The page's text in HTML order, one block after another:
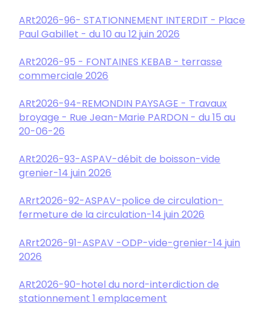
ARt2026-96- STATIONNEMENT INTERDIT - Place
Paul Gabillet - du 10 au 12 juin 2026
ARt2026-95 - FONTAINES KEBAB - terrasse
commerciale 2026
ARt2026-94-REMONDIN PAYSAGE - Travaux
broyage - Rue Jean-Marie PARDON - du 15 au
20-06-26
ARt2026-93-ASPAV-débit de boisson-vide
grenier-14 juin 2026
ARrt2026-92-ASPAV-police de circulation-
fermeture de la circulation-14 juin 2026
ARrt2026-91-ASPAV -ODP-vide-grenier-14 juin
2026
ARt2026-90-hotel du nord-interdiction de
stationnement 1 emplacement